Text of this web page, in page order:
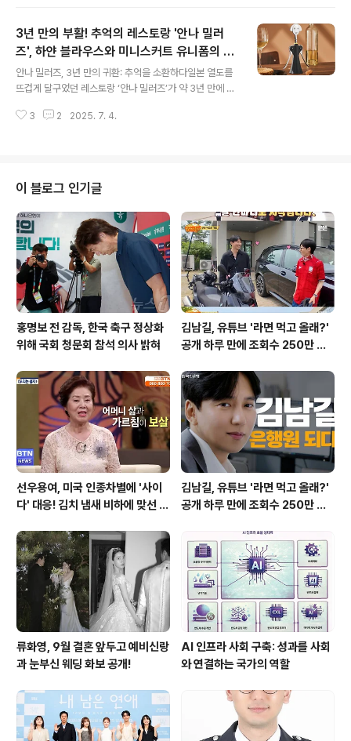
책임을 강조했습니다. 12.3 내란과 공무원의 역할12.3 내
란을 통해 공무원이 '영혼 없는 도구'로 전락했을 때 어떤
비극이 초래되는지 생생하게 드러났습니다. 당시 군 수뇌
부와 일부 엘리트 관료들은 권력 유지를 위해 헌법을 유린
하고, 국민의 기본권을 침해했습니다. 그러나 다행히도, 헌
법 수호 의지를 가진 일부 공무원들의 용기 있는 행동 덕분
3년 만의 부활! 추억의 레스토랑 '안나 밀러
즈', 하얀 블라우스와 미니스커트 유니폼의 귀
환
안나 밀러즈, 3년 만의 귀환: 추억을 소환하다일본 열도를
뜨겁게 달구었던 레스토랑 ‘안나 밀러즈’가 약 3년 만에 다
조시키고 있습니다. 2022년 여름, 마지막 매장이었던 도
나토구 미나미아오야마 지역에 새로운 매장을 선보일 예정
입니다. 안나 밀러즈는 단순한 레스토랑을 넘어, 70년대
일본의 문화적 아이콘으로 자리매김하며 많은 이들에게 잊
을 수 없는 추억을 선사했습니다. 이번 재출점을 통해, 안나
밀러즈는 다시 한번 일본 외식 문화를 선도하고, 고객들에
게 특별한 경험을 제공할 것입니..
3 2 2025. 7. 4.
이 블로그 인기글
홍명보 전 감독, 한국 축구 정상화
위해 국회 청문회 참석 의사 밝혀
김남길, 유튜브 '라면 먹고 올래?'
공개 하루 만에 조회수 250만 돌
선우용여, 미국 인종차별에 '사이
다' 대응! 김치 냄새 비하에 맞선 통
김남길, 유튜브 '라면 먹고 올래?'
공개 하루 만에 조회수 250만 돌
류화영, 9월 결혼 앞두고 예비신랑
과 눈부신 웨딩 화보 공개!
AI 인프라 사회 구축: 성과를 사회
와 연결하는 국가의 역할